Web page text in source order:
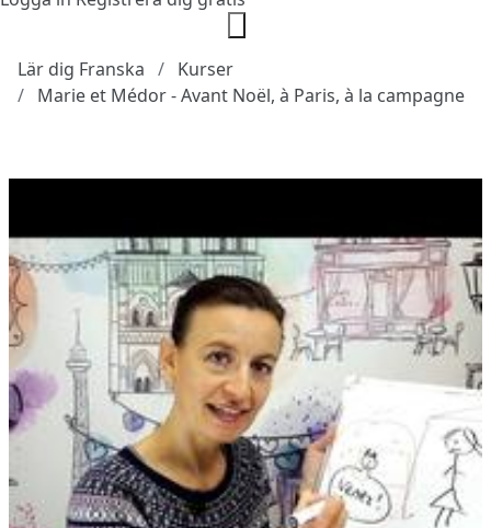
Lär dig Franska
Kurser
Marie et Médor - Avant Noël, à Paris, à la campagne